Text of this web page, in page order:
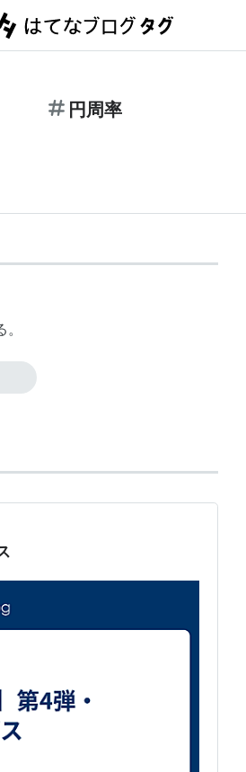
円周率
6939937510
3421170679
年83,431桁。